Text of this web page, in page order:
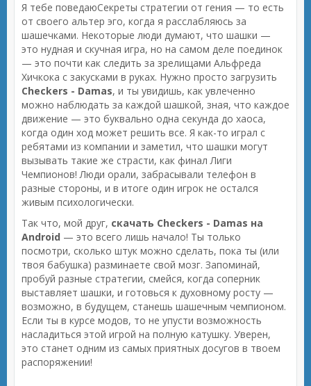
Я тебе поведаюСекреты стратегии от гения — то есть
от своего альтер эго, когда я расслабляюсь за
шашечками. Некоторые люди думают, что шашки —
это нудная и скучная игра, но на самом деле поединок
— это почти как следить за зрелищами Альфреда
Хичкока с закусками в руках. Нужно просто загрузить
Checkers - Damas, и ты увидишь, как увлеченно
можно наблюдать за каждой шашкой, зная, что каждое
движение — это буквально одна секунда до хаоса,
когда один ход может решить все. Я как-то играл с
ребятами из компании и заметил, что шашки могут
вызывать такие же страсти, как финал Лиги
Чемпионов! Люди орали, забрасывали телефон в
разные стороны, и в итоге один игрок не остался
живым психологически.
Так что, мой друг, скачать Checkers - Damas на
Android — это всего лишь начало! Ты только
посмотри, сколько штук можно сделать, пока ты (или
твоя бабушка) разминаете свой мозг. Запоминай,
пробуй разные стратегии, смейся, когда соперник
выставляет шашки, и готовься к духовному росту —
возможно, в будущем, станешь шашечным чемпионом.
Если ты в курсе модов, то не упусти возможность
насладиться этой игрой на полную катушку. Уверен,
это станет одним из самых приятных досугов в твоем
распоряжении!